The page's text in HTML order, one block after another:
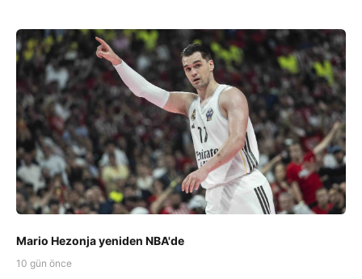
Mario Hezonja yeniden NBA'de
10 gün önce